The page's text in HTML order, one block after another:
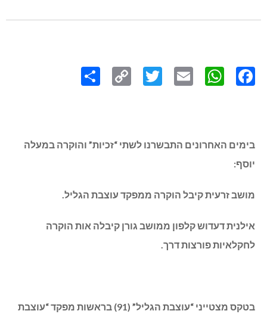
Link
בימים האחרונים התבשרנו לשתי “זכיות” והוקרה במעלה
יוסף:
מושב זרעית קיבל הוקרה ממפקד עוצבת הגליל.
אילנית דעדוש קלפון ממושב גורן קיבלה אות הוקרה
לחקלאיות פורצות דרך.
בטקס מצטייני “עוצבת הגליל” (91) בראשות מפקד “עוצבת